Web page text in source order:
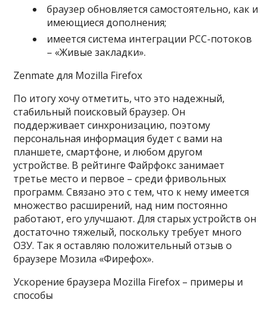
браузер обновляется самостоятельно, как и
имеющиеся дополнения;
имеется система интеграции РСС-потоков
– «Живые закладки».
Zenmate для Mozilla Firefox
По итогу хочу отметить, что это надежный,
стабильный поисковый браузер. Он
поддерживает синхронизацию, поэтому
персональная информация будет с вами на
планшете, смартфоне, и любом другом
устройстве. В рейтинге Файрфокс занимает
третье место и первое – среди фривольных
программ. Связано это с тем, что к нему имеется
множество расширений, над ним постоянно
работают, его улучшают. Для старых устройств он
достаточно тяжелый, поскольку требует много
ОЗУ. Так я оставляю положительный отзыв о
браузере Мозила «Фирефох».
Ускорение браузера Mozilla Firefox – примеры и
способы